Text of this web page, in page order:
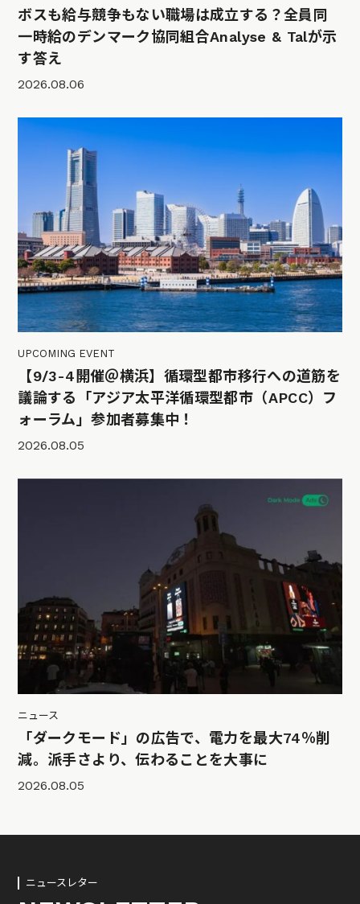
ボスも給与競争もない職場は成立する？全員同
一時給のデンマーク協同組合Analyse & Talが示
す答え
2026.08.06
UPCOMING EVENT
【9/3-4開催＠横浜】循環型都市移行への道筋を
議論する「アジア太平洋循環型都市（APCC）フ
ォーラム」参加者募集中！
2026.08.05
ニュース
「ダークモード」の広告で、電力を最大74％削
減。派手さより、伝わることを大事に
2026.08.05
ニュースレター